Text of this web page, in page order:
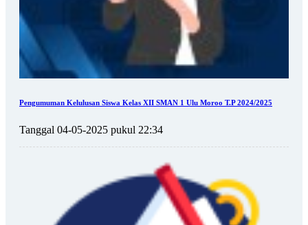
Pengumuman Kelulusan Siswa Kelas XII SMAN 1 Ulu Moroo T.P 2024/2025
Tanggal 04-05-2025 pukul 22:34